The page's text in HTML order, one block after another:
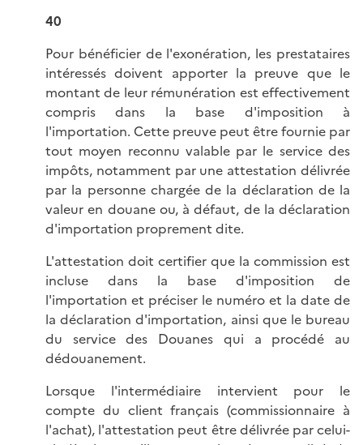
40
Pour bénéficier de l'exonération, les prestataires
intéressés doivent apporter la preuve que le
montant de leur rémunération est effectivement
compris dans la base d'imposition à
l'importation. Cette preuve peut être fournie par
tout moyen reconnu valable par le service des
impôts, notamment par une attestation délivrée
par la personne chargée de la déclaration de la
valeur en douane ou, à défaut, de la déclaration
d'importation proprement dite.
L'attestation doit certifier que la commission est
incluse dans la base d'imposition de
l'importation et préciser le numéro et la date de
la déclaration d'importation, ainsi que le bureau
du service des Douanes qui a procédé au
dédouanement.
Lorsque l'intermédiaire intervient pour le
compte du client français (commissionnaire à
l'achat), l'attestation peut être délivrée par celui-